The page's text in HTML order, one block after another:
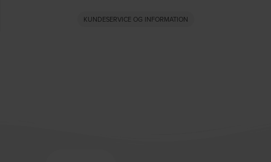
KUNDESERVICE OG INFORMATION